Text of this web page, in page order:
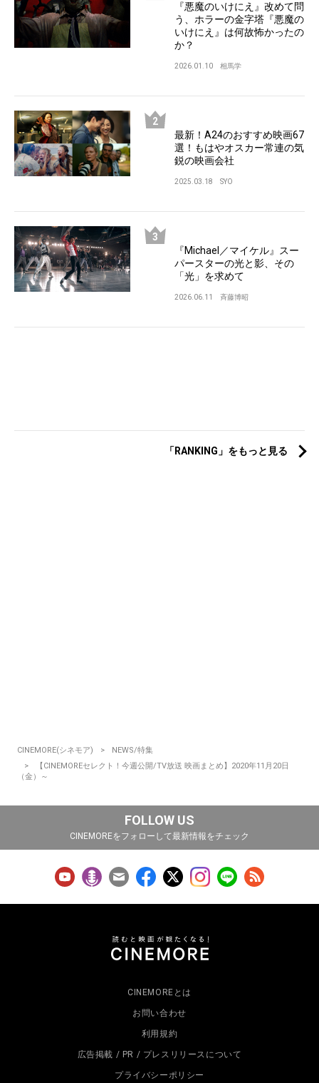
『悪魔のいけにえ』改めて問
う、ホラーの金字塔『悪魔の
いけにえ』は何故怖かったの
か？
2026.01.10 相馬学
最新！A24のおすすめ映画67
選！もはやオスカー常連の気
鋭の映画会社
2025.03.18 SYO
『Michael／マイケル』スー
パースターの光と影、その
「光」を求めて
2026.06.11 斉藤博昭
「RANKING」をもっと見る
CINEMORE(シネモア)
NEWS/特集
【CINEMOREセレクト！今週公開/TV放送 映画まとめ】2020年11月20日
（金）～
FOLLOW US
CINEMOREをフォローして最新情報をチェック
CINEMOREとは
お問い合わせ
利用規約
広告掲載 / PR / プレスリリースについて
プライバシーポリシー